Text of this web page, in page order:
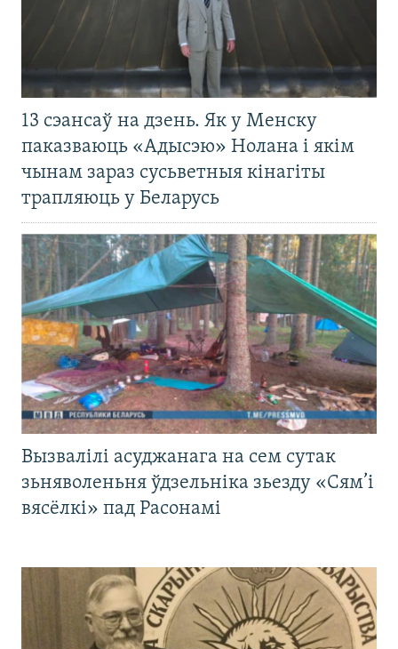
13 сэансаў на дзень. Як у Менску
паказваюць «Адысэю» Нолана і якім
чынам зараз сусьветныя кінагіты
трапляюць у Беларусь
Вызвалілі асуджанага на сем сутак
зьняволеньня ўдзельніка зьезду «Сям’і
вясёлкі» пад Расонамі